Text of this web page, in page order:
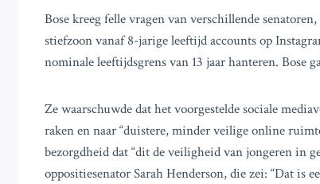
Bose kreeg felle vragen van verschillende
stiefzoon vanaf 8-jarige leeftijd accounts op
nominale leeftijdsgrens van 13 jaar hanteren. Bose
Ze waarschuwde dat het voorgestelde sociale
raken en naar “duistere, minder veilige online
bezorgdheid dat “dit de veiligheid van jongeren in
oppositiesenator Sarah Henderson, die zei: “Dat is